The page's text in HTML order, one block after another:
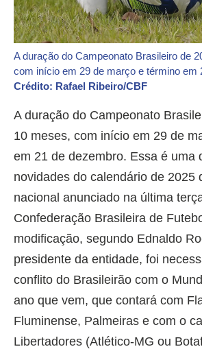
A duração do Campeonato Brasileiro de
com início em 29 de março e término em
Crédito: Rafael Ribeiro/CBF
A duração do Campeonato
10 meses, com início em 29 de
em 21 de dezembro. Essa é uma
novidades do calendário de 2025
nacional anunciado na última
Confederação Brasileira de
modificação, segundo Ednaldo
presidente da entidade, foi
conflito do Brasileirão com o
ano que vem, que contará com
Fluminense, Palmeiras e com o
Libertadores (Atlético-MG ou